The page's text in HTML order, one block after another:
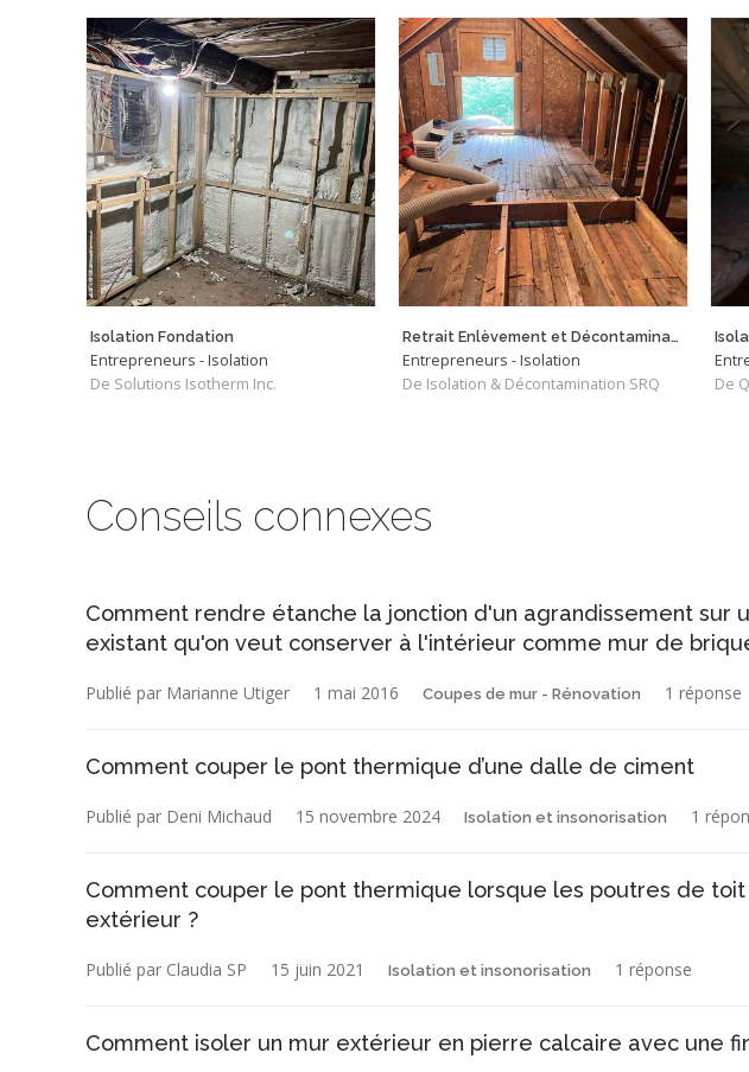
Isolation Fondation
Entrepreneurs - Isolation
De Solutions Isotherm Inc.
Retrait Enlèvement et Décontamination de Vermiculite
Entrepreneurs - Isolation
De Isolation & Décontamination SRQ
De
Conseils connexes
Comment rendre étanche la jonction d'un agrandissement sur
existant qu'on veut conserver à l'intérieur comme mur de
Publié par Marianne Utiger 1 mai 2016 Coupes de mur - Rénovation 1 réponse
Comment couper le pont thermique d’une dalle de ciment
Publié par Deni Michaud 15 novembre 2024 Isolation et insonorisation 1
Comment couper le pont thermique lorsque les poutres de
extérieur ?
Publié par Claudia SP 15 juin 2021 Isolation et insonorisation 1 réponse
Comment isoler un mur extérieur en pierre calcaire avec une